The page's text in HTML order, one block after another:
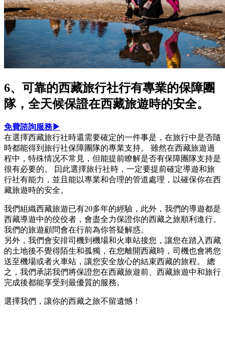
6、可靠的西藏旅行社行有專業的保障團
隊，全天候保證在西藏旅遊時的安全。
免費諮詢服務▶
在選擇西藏旅行社時還需要確定的一件事是，在旅行中是否隨
時都能得到旅行社保障團隊的專業支持。 雖然在西藏旅遊過
程中，特殊情况不常見，但能提前瞭解是否有保障團隊支持是
很有必要的。 囙此選擇旅行社時，一定要提前確定導遊和旅
行社有能力，並且能以專業和合理的管道處理，以確保你在西
藏旅遊時的安全。
我們組織西藏旅遊已有20多年的經驗，此外，我們的導遊都是
西藏導遊中的佼佼者，會盡全力保證你的西藏之旅順利進行。
我們的旅遊顧問會在行前為你答疑解惑。
另外，我們會安排司機到機場和火車站接您，讓您在踏入西藏
的土地後不覺得陌生和孤獨，在您離開西藏時，司機也會將您
送至機場或者火車站，讓您安全放心的結束西藏的旅程。 總
之，我們承諾我們將保證您在西藏旅遊前、西藏旅遊中和旅行
完成後都能享受到最優質的服務。
選擇我們，讓你的西藏之旅不留遺憾！